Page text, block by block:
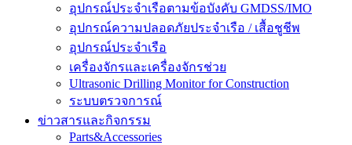
อุปกรณ์ประจำเรือตามข้อบังคับ GMDSS/IMO
อุปกรณ์ความปลอดภัยประจำเรือ / เสื้อชูชีพ
อุปกรณ์ประจำเรือ
เครื่องจักรและเครื่องจักรช่วย
Ultrasonic Drilling Monitor for Construction
ระบบตรวจการณ์
ข่าวสารและกิจกรรม
Parts&Accessories